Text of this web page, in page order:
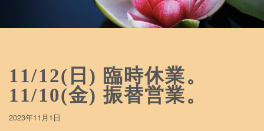
11/12(日) 臨時休業。
11/10(金) 振替営業。
2023年11月1日